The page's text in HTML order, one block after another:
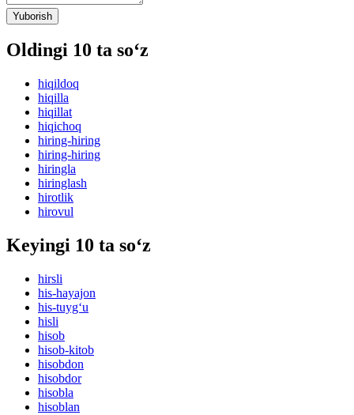
Yuborish
Oldingi 10 ta so‘z
hiqildoq
hiqilla
hiqillat
hiqichoq
hiring-hiring
hiring-hiring
hiringla
hiringlash
hirotlik
hirovul
Keyingi 10 ta so‘z
hirsli
his-hayajon
his-tuyg‘u
hisli
hisob
hisob-kitob
hisobdon
hisobdor
hisobla
hisoblan